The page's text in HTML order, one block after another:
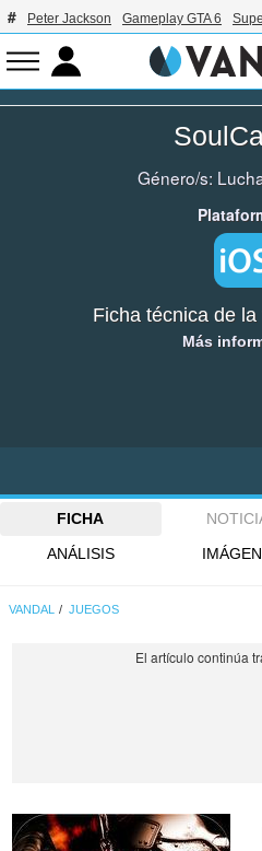
Peter Jackson Gameplay GTA 6
Género/s:
Ficha técnica de la
Más
FICHA
ANÁLISIS
VANDAL JUEGOS